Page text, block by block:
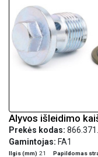
Alyvos išleidimo
Prekės kodas:
Gamintojas: FA1
Ilgis (mm) 21 Papildomas